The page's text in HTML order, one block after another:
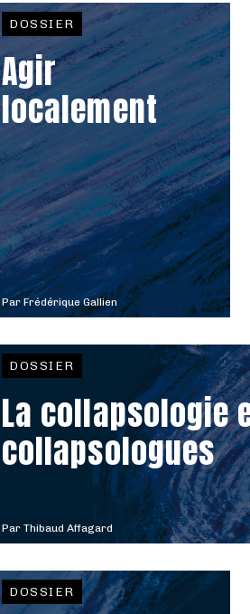
Par Frédérique Gallien
DOSSIER
Agir
localement
Par Thibaud Affagard
DOSSIER
La collapsologie
collapsologues
DOSSIER